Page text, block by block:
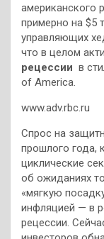
американского
примерно на $5
управляющих
что в целом
рецессии в
of America.
www.adv.rbc.ru
Спрос на
прошлого года,
циклические
об ожиданиях
«мягкую
инфляцией — в
рецессии.